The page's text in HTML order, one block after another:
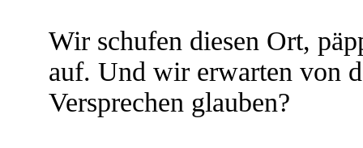
Wir schufen diesen Ort,
auf. Und wir erwarten von
Versprechen glauben?